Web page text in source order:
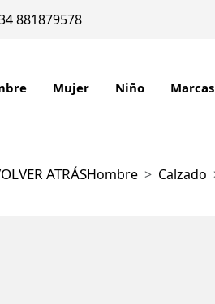
881879578
Mujer Niño Marcas
ATRÁSHombre Calzado